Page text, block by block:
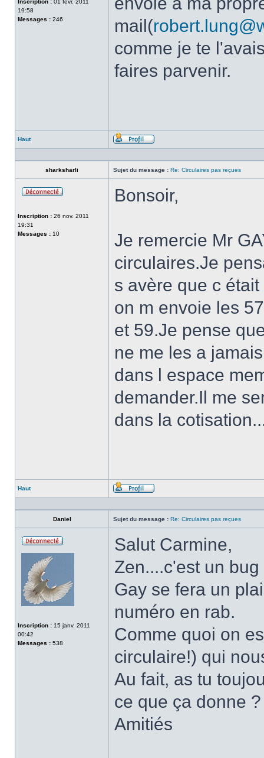
Inscription : 01 févr. 2011
19:58
Messages : 246
mail(
comme je te
faires parvenir.
Haut
Profil
sharksharli Sujet du message : Re: Circulaires pas reçues
Inscription : 26 nov. 2011
19:31
Messages : 10
Bonsoir,
Je remercie Mr
circulaires.Je
s avère que c
on m envoie les
et 59.Je pense
ne me les a
dans l espace
demander.Il me
dans la
Haut
Profil
Daniel Sujet du message : Re: Circulaires pas reçues
Inscription : 15 janv. 2011
00:42
Messages : 538
Salut Carmine,
Zen....c'est un
Gay se fera un
numéro en rab.
Comme quoi on
circulaire!) qui
Au fait, as tu
ce que ça donne ?
Amitiés